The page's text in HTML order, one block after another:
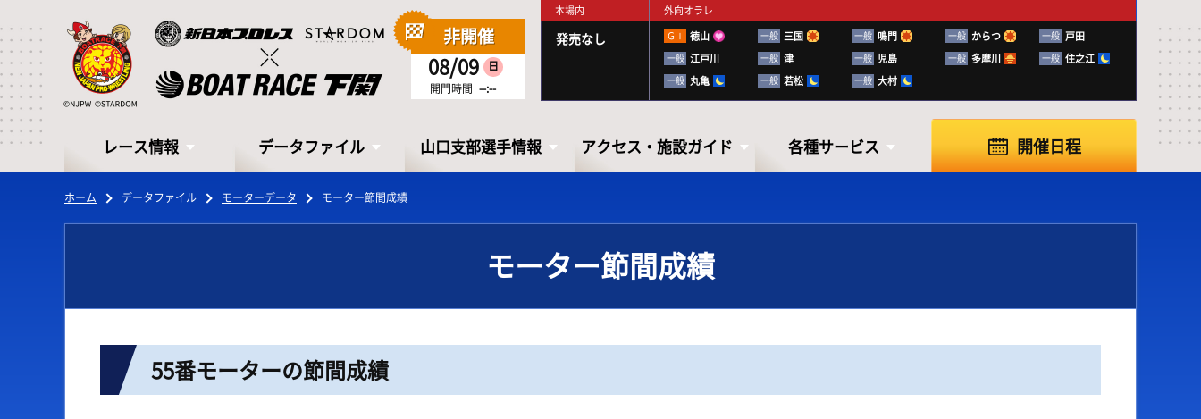
非開催
08/09 日
開門時間 --:--
本場内 外向オラレ
発売なし ＧⅠ 徳山 一般 三国 一般 鳴門 一般 からつ 一般 戸田
一般 江戸川 一般 津 一般 児島 一般 多摩川 一般 住之江
一般 丸亀 一般 若松 一般 大村
レース情報
レース情報
シリーズインデックス 出走表・前日予想PDF
データファイル
データファイル
モーターデータ 下関徹底攻略ブック
山口支部選手情報 アクセス・施設ガイド
アクセス・
アクセス ふく～る下関
各種サービス
各種サービス
お知らせ ボートレースの楽
開催日程
ホーム データファイル モーターデータ モーター節間成績
モーター節間成績
55番モーターの節間成績